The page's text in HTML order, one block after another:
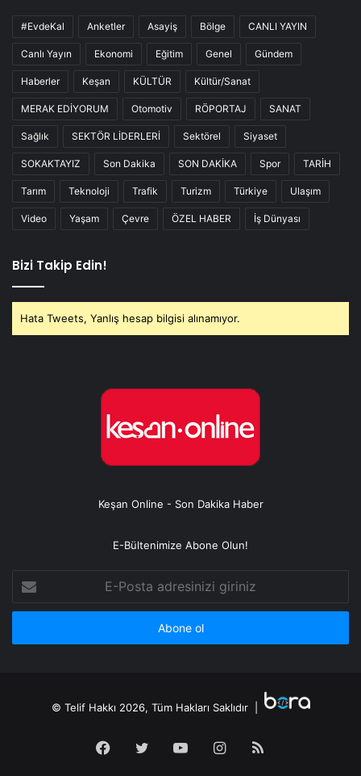
#EvdeKal Anketler Asayiş Bölge CANLI YAYIN
Canlı Yayın Ekonomi Eğitim Genel Gündem
Haberler Keşan KÜLTÜR Kültür/Sanat
MERAK EDİYORUM Otomotiv RÖPORTAJ SANAT
Sağlık SEKTÖR LİDERLERİ Sektörel Siyaset
SOKAKTAYIZ Son Dakika SON DAKİKA Spor TARİH
Tarım Teknoloji Trafik Turizm Türkiye Ulaşım
Video Yaşam Çevre ÖZEL HABER İş Dünyası
Bizi Takip Edin!
Hata Tweets, Yanlış hesap bilgisi alınamıyor.
Keşan Online - Son Dakika Haber
E-Bültenimize Abone Olun!
Posta
adresinizi
© Telif Hakkı 2026, Tüm Hakları Saklıdır |
Facebook
TwitterYouTubeInstagram
RSS